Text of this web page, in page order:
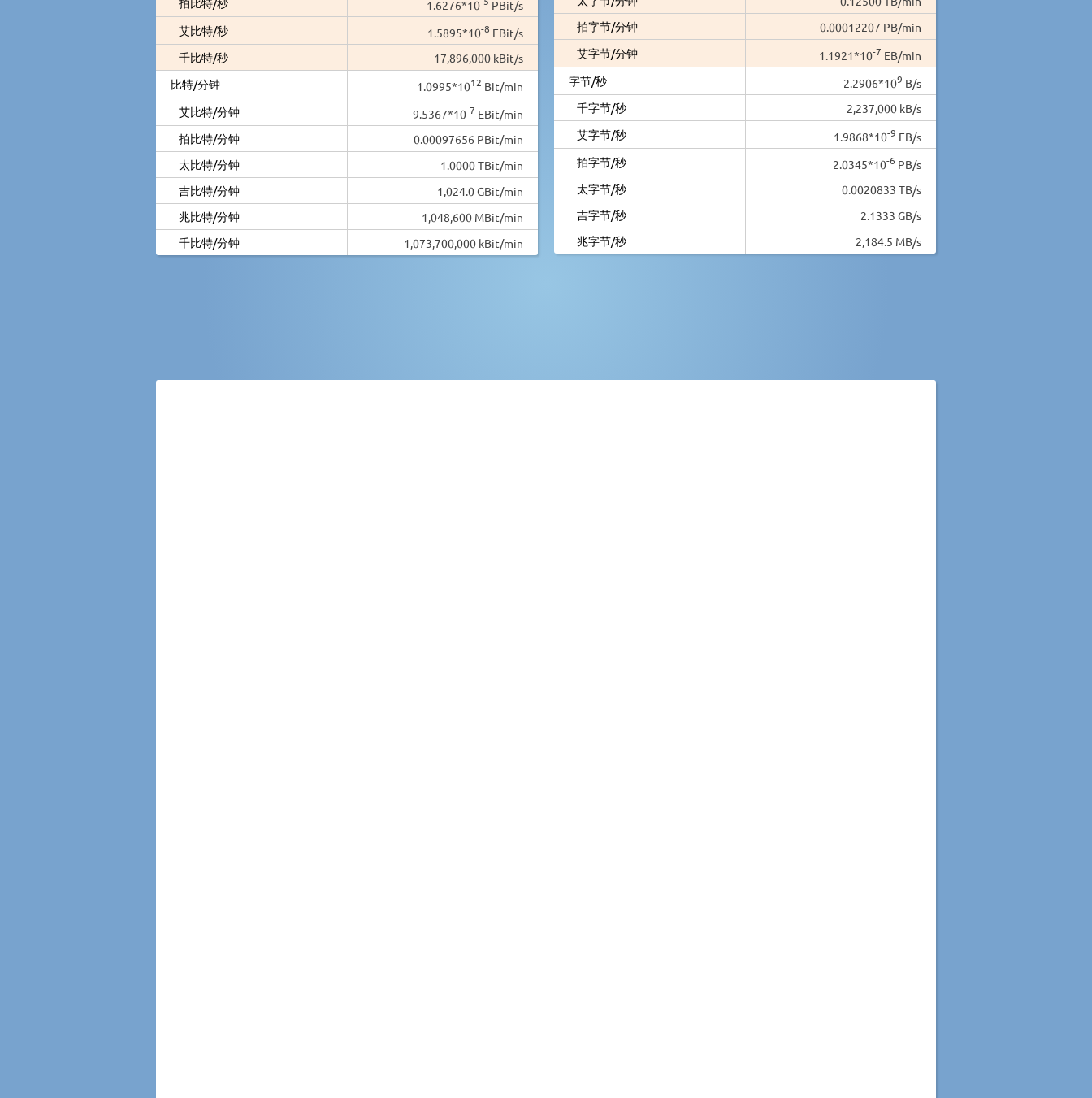
1.6276*10
PBit/s
艾比特/秒
1.5895*10-8 EBit/s
千比特/秒
17,896,000 kBit/s
比特/分钟
1.0995*1012 Bit/min
艾比特/分钟
9.5367*10-7 EBit/min
拍比特/分钟
0.00097656 PBit/min
太比特/分钟
1.0000 TBit/min
吉比特/分钟
1,024.0 GBit/min
兆比特/分钟
1,048,600 MBit/min
千比特/分钟
1,073,700,000 kBit/min
拍字节/分钟
0.00012207 PB/min
艾字节/分钟
1.1921*10-7 EB/min
字节/秒
2.2906*109 B/s
千字节/秒
2,237,000 kB/s
艾字节/秒
1.9868*10-9 EB/s
拍字节/秒
2.0345*10-6 PB/s
太字节/秒
0.0020833 TB/s
吉字节/秒
2.1333 GB/s
兆字节/秒
2,184.5 MB/s